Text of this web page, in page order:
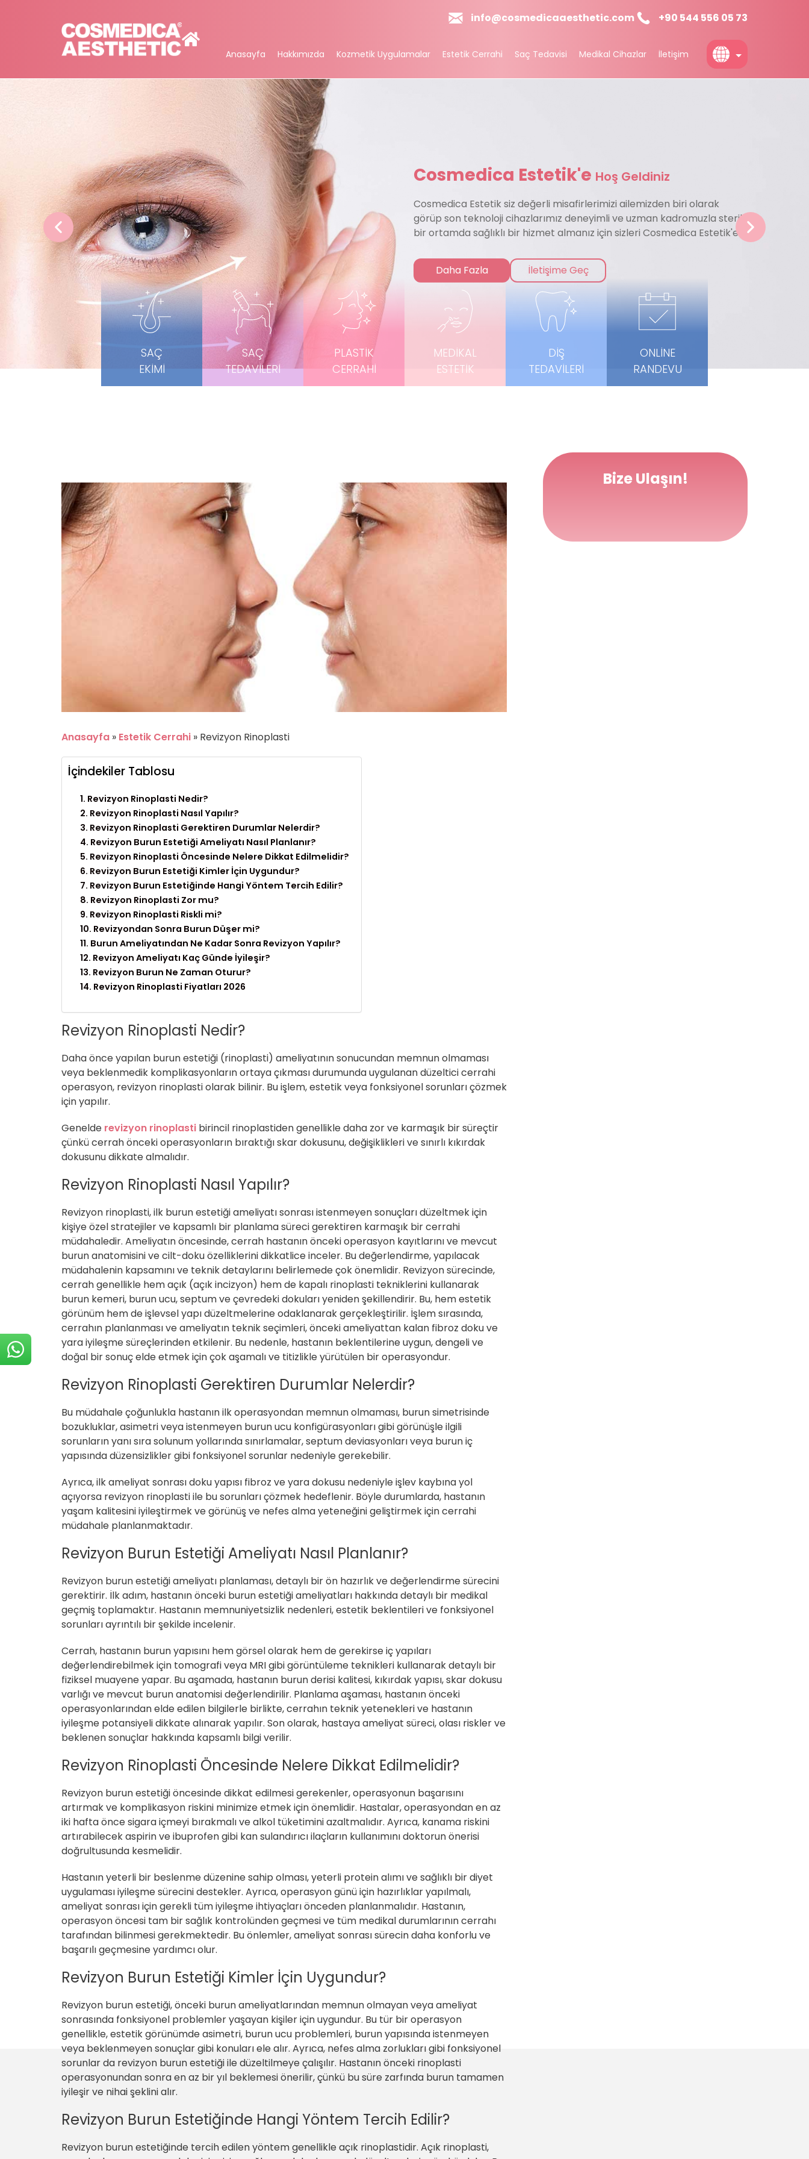
info@cosmedicaaesthetic.com +90 544 556 05 73
Anasayfa Hakkımızda Kozmetik Uygulamalar
Dudak Dolgusu
El Dolgusu
Göz Altı Işık Dolgusu
Burun Dolgusu
Cilt Uygulamaları
Paris Işıltısı
Botulinum Toksin
Gençlik Aşısı
Sıvı Yüz Germe (Polilaktik Asit) / PLLA
Eksozom
İntralipoterapi
Jalupro V-Lift Super Hydro
Biyolojik Lifting
Scarlet Altın İğne
Karbon Peeling
Somon DNA
El Gençleştirme
Gıdı Eritme
Estetik Cerrahi Saç Tedavisi Medikal Cihazlar İletişim
English
Cosmedica Estetik'e Hoş Geldiniz
Cosmedica Estetik siz değerli misafirlerimizi ailemizden biri olarak
görüp son teknoloji cihazlarımız deneyimli ve uzman kadromuzla steril
bir ortamda sağlıklı bir hizmet almanız için sizleri Cosmedica Estetik'e
Daha Fazla
İletişime Geç
SAÇ
EKIMI
SAÇ
TEDAVILERI
PLASTIK
CERRAHI
MEDIKAL
ESTETIK
DIŞ
TEDAVILERI
ONLINE
RANDEVU
Anasayfa » Estetik Cerrahi » Revizyon Rinoplasti
İçindekiler Tablosu
Revizyon Rinoplasti Nedir?
Revizyon Rinoplasti Nasıl Yapılır?
Revizyon Rinoplasti Gerektiren Durumlar Nelerdir?
Revizyon Burun Estetiği Ameliyatı Nasıl Planlanır?
Revizyon Rinoplasti Öncesinde Nelere Dikkat Edilmelidir?
Revizyon Burun Estetiği Kimler İçin Uygundur?
Revizyon Burun Estetiğinde Hangi Yöntem Tercih Edilir?
Revizyon Rinoplasti Zor mu?
Revizyon Rinoplasti Riskli mi?
Revizyondan Sonra Burun Düşer mi?
Burun Ameliyatından Ne Kadar Sonra Revizyon Yapılır?
Revizyon Ameliyatı Kaç Günde İyileşir?
Revizyon Burun Ne Zaman Oturur?
Revizyon Rinoplasti Fiyatları 2026
Revizyon Rinoplasti Nedir?
Daha önce yapılan burun estetiği (rinoplasti) ameliyatının sonucundan memnun olmaması
veya beklenmedik komplikasyonların ortaya çıkması durumunda uygulanan düzeltici cerrahi
operasyon, revizyon rinoplasti olarak bilinir. Bu işlem, estetik veya fonksiyonel sorunları çözmek
için yapılır.
Genelde revizyon rinoplasti birincil rinoplastiden genellikle daha zor ve karmaşık bir süreçtir
çünkü cerrah önceki operasyonların bıraktığı skar dokusunu, değişiklikleri ve sınırlı kıkırdak
dokusunu dikkate almalıdır.
Revizyon Rinoplasti Nasıl Yapılır?
Revizyon rinoplasti, ilk burun estetiği ameliyatı sonrası istenmeyen sonuçları düzeltmek için
kişiye özel stratejiler ve kapsamlı bir planlama süreci gerektiren karmaşık bir cerrahi
müdahaledir. Ameliyatın öncesinde, cerrah hastanın önceki operasyon kayıtlarını ve mevcut
burun anatomisini ve cilt-doku özelliklerini dikkatlice inceler. Bu değerlendirme, yapılacak
müdahalenin kapsamını ve teknik detaylarını belirlemede çok önemlidir. Revizyon sürecinde,
cerrah genellikle hem açık (açık incizyon) hem de kapalı rinoplasti tekniklerini kullanarak
burun kemeri, burun ucu, septum ve çevredeki dokuları yeniden şekillendirir. Bu, hem estetik
görünüm hem de işlevsel yapı düzeltmelerine odaklanarak gerçekleştirilir. İşlem sırasında,
cerrahın planlanması ve ameliyatın teknik seçimleri, önceki ameliyattan kalan fibroz doku ve
yara iyileşme süreçlerinden etkilenir. Bu nedenle, hastanın beklentilerine uygun, dengeli ve
doğal bir sonuç elde etmek için çok aşamalı ve titizlikle yürütülen bir operasyondur.
Revizyon Rinoplasti Gerektiren Durumlar Nelerdir?
Bu müdahale çoğunlukla hastanın ilk operasyondan memnun olmaması, burun simetrisinde
bozukluklar, asimetri veya istenmeyen burun ucu konfigürasyonları gibi görünüşle ilgili
sorunların yanı sıra solunum yollarında sınırlamalar, septum deviasyonları veya burun iç
yapısında düzensizlikler gibi fonksiyonel sorunlar nedeniyle gerekebilir.
Ayrıca, ilk ameliyat sonrası doku yapısı fibroz ve yara dokusu nedeniyle işlev kaybına yol
açıyorsa revizyon rinoplasti ile bu sorunları çözmek hedeflenir. Böyle durumlarda, hastanın
yaşam kalitesini iyileştirmek ve görünüş ve nefes alma yeteneğini geliştirmek için cerrahi
müdahale planlanmaktadır.
Revizyon Burun Estetiği Ameliyatı Nasıl Planlanır?
Revizyon burun estetiği ameliyatı planlaması, detaylı bir ön hazırlık ve değerlendirme sürecini
gerektirir. İlk adım, hastanın önceki burun estetiği ameliyatları hakkında detaylı bir medikal
geçmiş toplamaktır. Hastanın memnuniyetsizlik nedenleri, estetik beklentileri ve fonksiyonel
sorunları ayrıntılı bir şekilde incelenir.
Cerrah, hastanın burun yapısını hem görsel olarak hem de gerekirse iç yapıları
değerlendirebilmek için tomografi veya MRI gibi görüntüleme teknikleri kullanarak detaylı bir
fiziksel muayene yapar. Bu aşamada, hastanın burun derisi kalitesi, kıkırdak yapısı, skar dokusu
varlığı ve mevcut burun anatomisi değerlendirilir. Planlama aşaması, hastanın önceki
operasyonlarından elde edilen bilgilerle birlikte, cerrahın teknik yetenekleri ve hastanın
iyileşme potansiyeli dikkate alınarak yapılır. Son olarak, hastaya ameliyat süreci, olası riskler ve
beklenen sonuçlar hakkında kapsamlı bilgi verilir.
Revizyon Rinoplasti Öncesinde Nelere Dikkat Edilmelidir?
Revizyon burun estetiği öncesinde dikkat edilmesi gerekenler, operasyonun başarısını
artırmak ve komplikasyon riskini minimize etmek için önemlidir. Hastalar, operasyondan en az
iki hafta önce sigara içmeyi bırakmalı ve alkol tüketimini azaltmalıdır. Ayrıca, kanama riskini
artırabilecek aspirin ve ibuprofen gibi kan sulandırıcı ilaçların kullanımını doktorun önerisi
doğrultusunda kesmelidir.
Hastanın yeterli bir beslenme düzenine sahip olması, yeterli protein alımı ve sağlıklı bir diyet
uygulaması iyileşme sürecini destekler. Ayrıca, operasyon günü için hazırlıklar yapılmalı,
ameliyat sonrası için gerekli tüm iyileşme ihtiyaçları önceden planlanmalıdır. Hastanın,
operasyon öncesi tam bir sağlık kontrolünden geçmesi ve tüm medikal durumlarının cerrahı
tarafından bilinmesi gerekmektedir. Bu önlemler, ameliyat sonrası sürecin daha konforlu ve
başarılı geçmesine yardımcı olur.
Revizyon Burun Estetiği Kimler İçin Uygundur?
Revizyon burun estetiği, önceki burun ameliyatlarından memnun olmayan veya ameliyat
sonrasında fonksiyonel problemler yaşayan kişiler için uygundur. Bu tür bir operasyon
genellikle, estetik görünümde asimetri, burun ucu problemleri, burun yapısında istenmeyen
veya beklenmeyen sonuçlar gibi konuları ele alır. Ayrıca, nefes alma zorlukları gibi fonksiyonel
sorunlar da revizyon burun estetiği ile düzeltilmeye çalışılır. Hastanın önceki rinoplasti
operasyonundan sonra en az bir yıl beklemesi önerilir, çünkü bu süre zarfında burun tamamen
iyileşir ve nihai şeklini alır.
Revizyon Burun Estetiğinde Hangi Yöntem Tercih Edilir?
Revizyon burun estetiğinde tercih edilen yöntem genellikle açık rinoplastidir. Açık rinoplasti,
Bize Ulaşın!